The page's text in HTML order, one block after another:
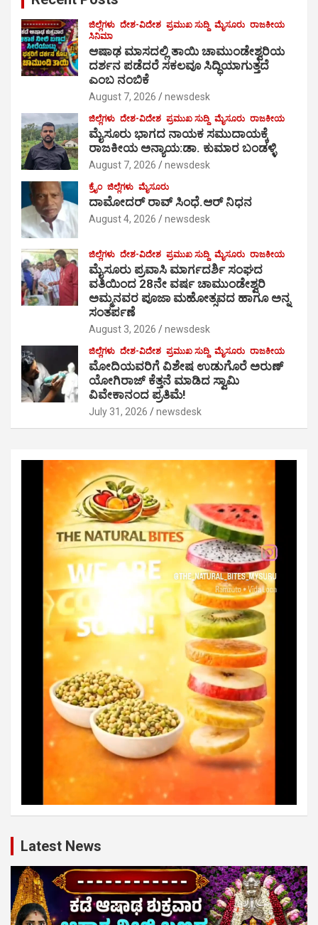
ಜಿಲ್ಲೆಗಳು ದೇಶ-ವಿದೇಶ ಪ್ರಮುಖ ಸುದ್ದಿ ಮೈಸೂರು ರಾಜಕೀಯ
ಸಿನಿಮಾ
ಆಷಾಢ ಮಾಸದಲ್ಲಿ ತಾಯಿ ಚಾಮುಂಡೇಶ್ವರಿಯ
ದರ್ಶನ ಪಡೆದರೆ ಸಕಲವೂ ಸಿದ್ಧಿಯಾಗುತ್ತದೆ
ಎಂಬ ನಂಬಿಕೆ
August 7, 2026 newsdesk
ಜಿಲ್ಲೆಗಳು ದೇಶ-ವಿದೇಶ ಪ್ರಮುಖ ಸುದ್ದಿ ಮೈಸೂರು ರಾಜಕೀಯ
ಮೈಸೂರು ಭಾಗದ ನಾಯಕ ಸಮುದಾಯಕ್ಕೆ
ರಾಜಕೀಯ ಅನ್ಯಾಯ:ಡಾ. ಕುಮಾರ ಬಂಡಳ್ಳಿ
August 7, 2026 newsdesk
ಕ್ರೈಂ ಜಿಲ್ಲೆಗಳು ಮೈಸೂರು
ದಾಮೋದರ್ ರಾವ್ ಸಿಂಧೆ.ಆರ್ ನಿಧನ
August 4, 2026 newsdesk
ಜಿಲ್ಲೆಗಳು ದೇಶ-ವಿದೇಶ ಪ್ರಮುಖ ಸುದ್ದಿ ಮೈಸೂರು ರಾಜಕೀಯ
ಮೈಸೂರು ಪ್ರವಾಸಿ ಮಾರ್ಗದರ್ಶಿ ಸಂಘದ
ವತಿಯಿಂದ 28ನೇ ವರ್ಷ ಚಾಮುಂಡೇಶ್ವರಿ
ಅಮ್ಮನವರ ಪೂಜಾ ಮಹೋತ್ಸವದ ಹಾಗೂ ಅನ್ನ
ಸಂತರ್ಪಣೆ
August 3, 2026 newsdesk
ಜಿಲ್ಲೆಗಳು ದೇಶ-ವಿದೇಶ ಪ್ರಮುಖ ಸುದ್ದಿ ಮೈಸೂರು ರಾಜಕೀಯ
ಮೋದಿಯವರಿಗೆ ವಿಶೇಷ ಉಡುಗೊರೆ ಅರುಣ್
ಯೋಗಿರಾಜ್ ಕೆತ್ತನೆ ಮಾಡಿದ ಸ್ವಾಮಿ
ವಿವೇಕಾನಂದ ಪ್ರತಿಮೆ!
July 31, 2026 newsdesk
Latest News